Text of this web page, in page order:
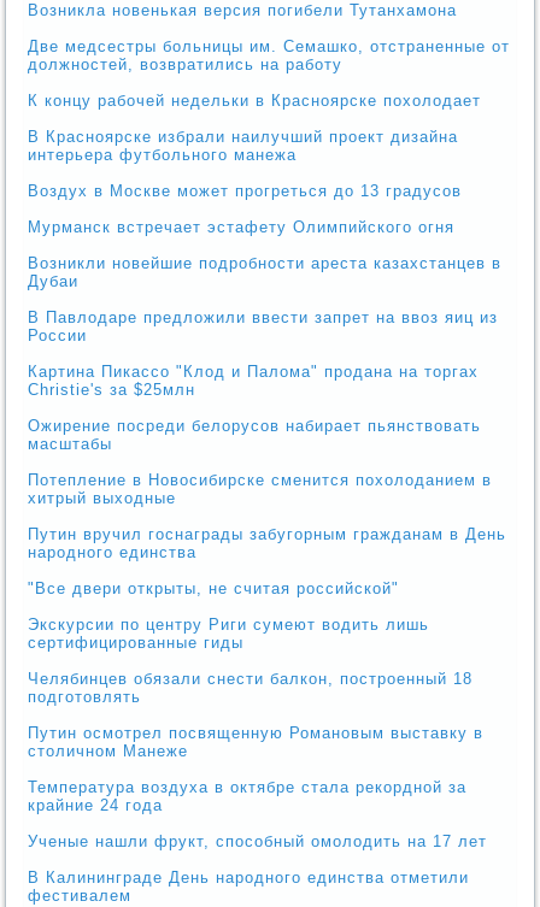
Возникла новенькая версия погибели Тутанхамона
Две медсестры больницы им. Семашко, отстраненные от
должностей, возвратились на работу
К концу рабочей недельки в Красноярске похолодает
В Красноярске избрали наилучший проект дизайна
интерьера футбольного манежа
Воздух в Москве может прогреться до 13 градусов
Мурманск встречает эстафету Олимпийского огня
Возникли новейшие подробности ареста казахстанцев в
Дубаи
В Павлодаре предложили ввести запрет на ввоз яиц из
России
Картина Пикассо "Клод и Палома" продана на торгах
Christie's за $25млн
Ожирение посреди белорусов набирает пьянствовать
масштабы
Потепление в Новосибирске сменится похолоданием в
хитрый выходные
Путин вручил госнаграды забугорным гражданам в День
народного единства
"Все двери открыты, не считая российской"
Экскурсии по центру Риги сумеют водить лишь
сертифицированные гиды
Челябинцев обязали снести балкон, построенный 18
подготовлять
Путин осмотрел посвященную Романовым выставку в
столичном Манеже
Температура воздуха в октябре стала рекордной за
крайние 24 года
Ученые нашли фрукт, способный омолодить на 17 лет
В Калининграде День народного единства отметили
фестивалем